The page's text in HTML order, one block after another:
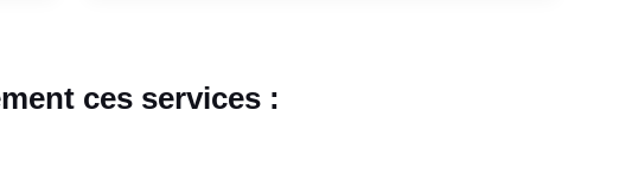
ces services :